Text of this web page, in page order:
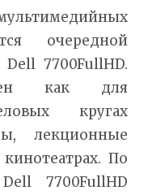
очередной
7700FullHD.
как для
кругах
лекционные
По
7700FullHD